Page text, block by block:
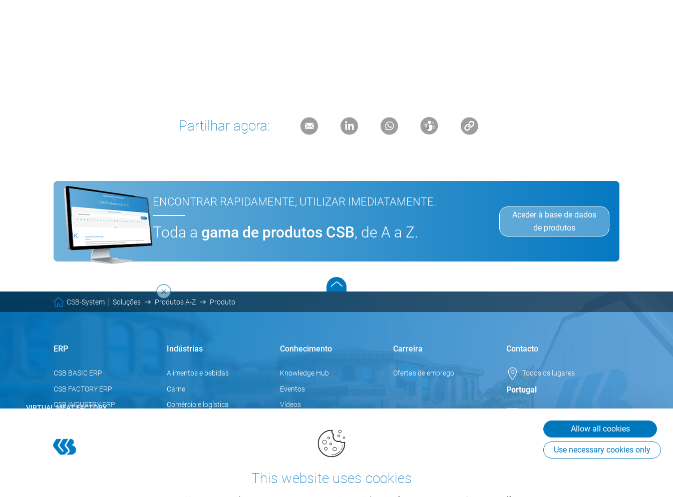
This website uses cookies
Allow all cookies
Use necessary cookies only
Partilhar agora:
ENCONTRAR RAPIDAMENTE, UTILIZAR IMEDIATAMENTE.
Toda a gama de produtos CSB, de A a Z.
Aceder à base de dados
de produtos
CSB-System Soluções Produtos A-Z Produto
ERP
CSB BASIC ERP
CSB FACTORY ERP
CSB INDUSTRY ERP
Indústrias
Alimentos e bebidas
Carne
Comércio e logística
Conhecimento
Knowledge Hub
Eventos
Vídeos
Carreira
Ofertas de emprego
Contacto
Todos os lugares
Portugal
+351 252 166 942
CSB-System S.r.l. Sucursal em
Portugal
VIRTUAL MEAT FACTORY
Processos de
melhores práticas